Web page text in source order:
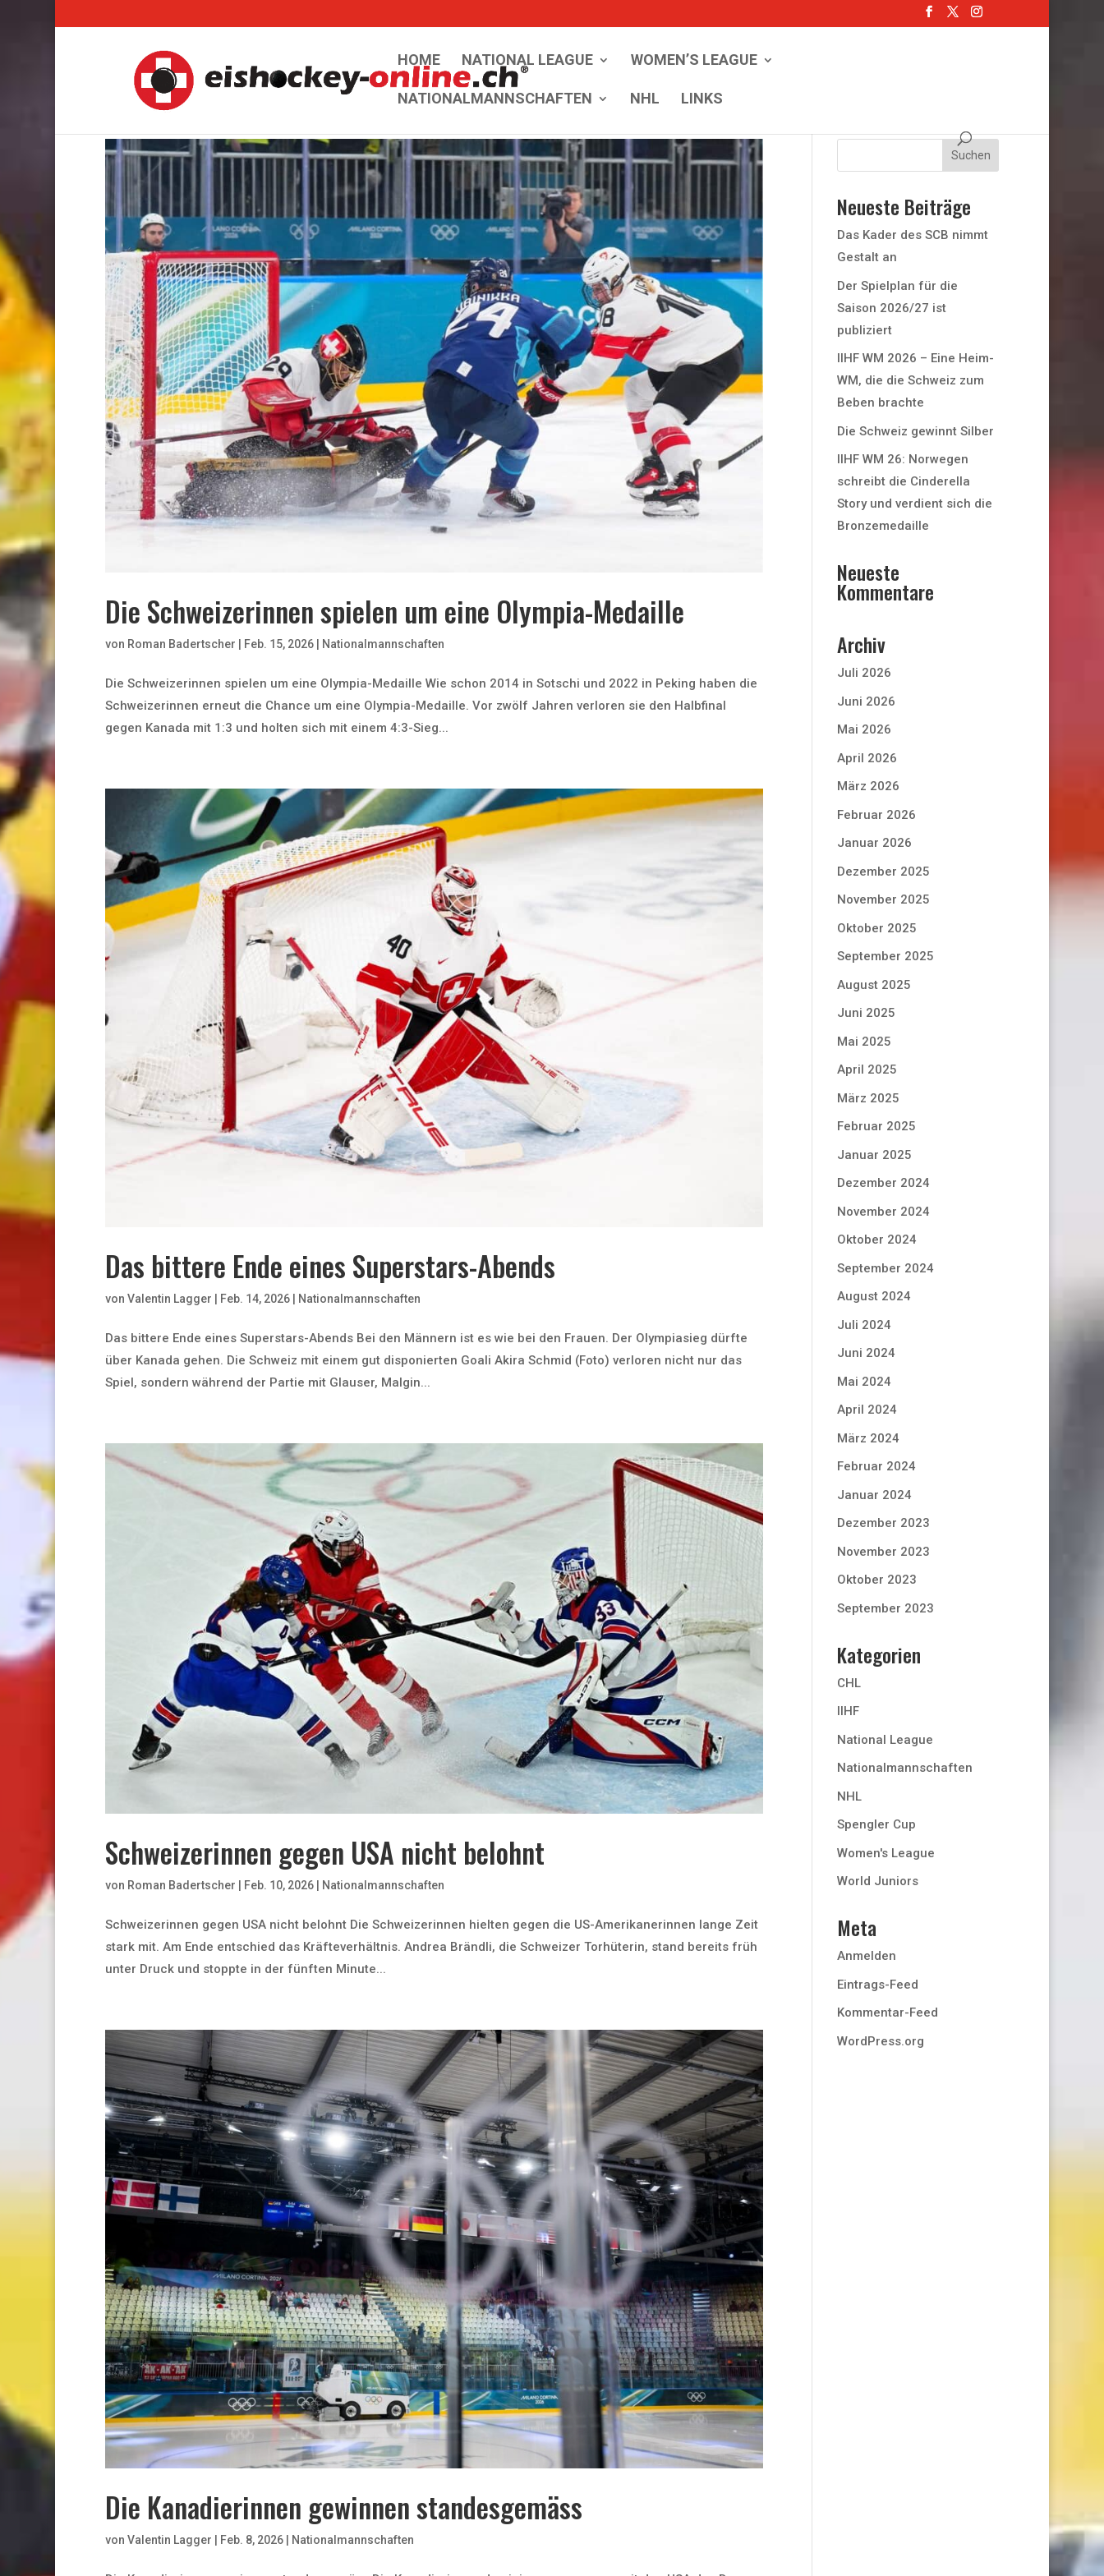
HOME NATIONAL LEAGUE WOMEN’S LEAGUE
NATIONALMANNSCHAFTEN NHL LINKS
Die Schweizerinnen spielen um eine Olympia-Medaille
von Roman Badertscher Feb. 15, 2026| Nationalmannschaften
Die Schweizerinnen spielen um eine Olympia-Medaille Wie schon 2014 in Sotschi und 2022 in Peking haben die
Schweizerinnen erneut die Chance um eine Olympia-Medaille. Vor zwölf Jahren verloren sie den Halbfinal
gegen Kanada mit 1:3 und holten sich mit einem 4:3-Sieg...
Das bittere Ende eines Superstars-Abends
von Valentin Lagger Feb. 14, 2026| Nationalmannschaften
Das bittere Ende eines Superstars-Abends Bei den Männern ist es wie bei den Frauen. Der Olympiasieg dürfte
über Kanada gehen. Die Schweiz mit einem gut disponierten Goali Akira Schmid (Foto) verloren nicht nur das
Spiel, sondern während der Partie mit Glauser, Malgin...
Schweizerinnen gegen USA nicht belohnt
von Roman Badertscher Feb. 10, 2026| Nationalmannschaften
Schweizerinnen gegen USA nicht belohnt Die Schweizerinnen hielten gegen die US-Amerikanerinnen lange Zeit
stark mit. Am Ende entschied das Kräfteverhältnis. Andrea Brändli, die Schweizer Torhüterin, stand bereits früh
unter Druck und stoppte in der fünften Minute...
Die Kanadierinnen gewinnen standesgemäss
von Valentin Lagger Feb. 8, 2026| Nationalmannschaften
Neueste Beiträge
Das Kader des SCB nimmt
Gestalt an
Der Spielplan für die
Saison 2026/27 ist
publiziert
IIHF WM 2026 – Eine Heim-
WM, die die Schweiz zum
Beben brachte
Die Schweiz gewinnt Silber
IIHF WM 26: Norwegen
schreibt die Cinderella
Story und verdient sich die
Bronzemedaille
Neueste
Kommentare
Archiv
Juli 2026
Juni 2026
Mai 2026
April 2026
März 2026
Februar 2026
Januar 2026
Dezember 2025
November 2025
Oktober 2025
September 2025
August 2025
Juni 2025
Mai 2025
April 2025
März 2025
Februar 2025
Januar 2025
Dezember 2024
November 2024
Oktober 2024
September 2024
August 2024
Juli 2024
Juni 2024
Mai 2024
April 2024
März 2024
Februar 2024
Januar 2024
Dezember 2023
November 2023
Oktober 2023
September 2023
Kategorien
CHL
IIHF
National League
Nationalmannschaften
NHL
Spengler Cup
Women's League
World Juniors
Meta
Anmelden
Eintrags-Feed
Kommentar-Feed
WordPress.org